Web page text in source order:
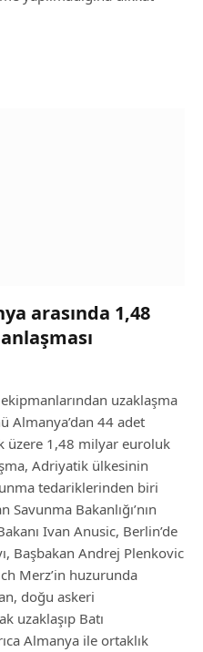
arasında 1,48
uzaklaşma
Almanya’dan 44 adet
üzere 1,48 milyar euroluk
Adriyatik ülkesinin
tedariklerinden biri
Savunma Bakanlığı’nın
Ivan Anusic, Berlin’de
Başbakan Andrej Plenkovic
Merz’in huzurunda
doğu askeri
uzaklaşıp Batı
Almanya ile ortaklık